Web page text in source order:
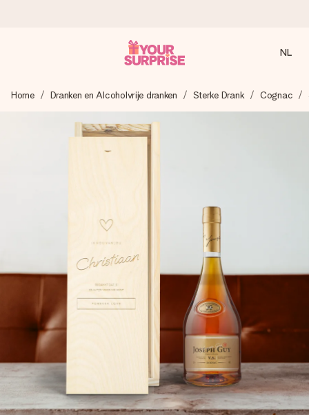
We maken jouw cadeau met zorg en zorgen dat het
razendsnel onderweg is - zodat jij kunt geven op precies
het juiste moment, wanneer het het meeste betekent.
Onze cadeaus worden gewaardeerd. Klanten beoordelen
ons met een 4,7 op Google Reviews
Gratis wenskaartje
Je maakt in een paar stappen iets unieks – met haar naam,
jullie foto of een boodschap die raakt. Zonder gedoe, maar
met alle aandacht voor het moment.
NL
Home Dranken en Alcoholvrije dranken Sterke Drank Cognac